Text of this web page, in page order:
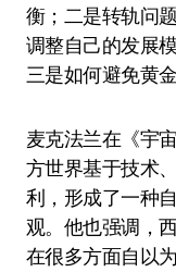
衡；二是转轨问
调整自己的发展
三是如何避免黄
麦克法兰在《宇
方世界基于技术
利，形成了一种
观。他也强调，
在很多方面自以